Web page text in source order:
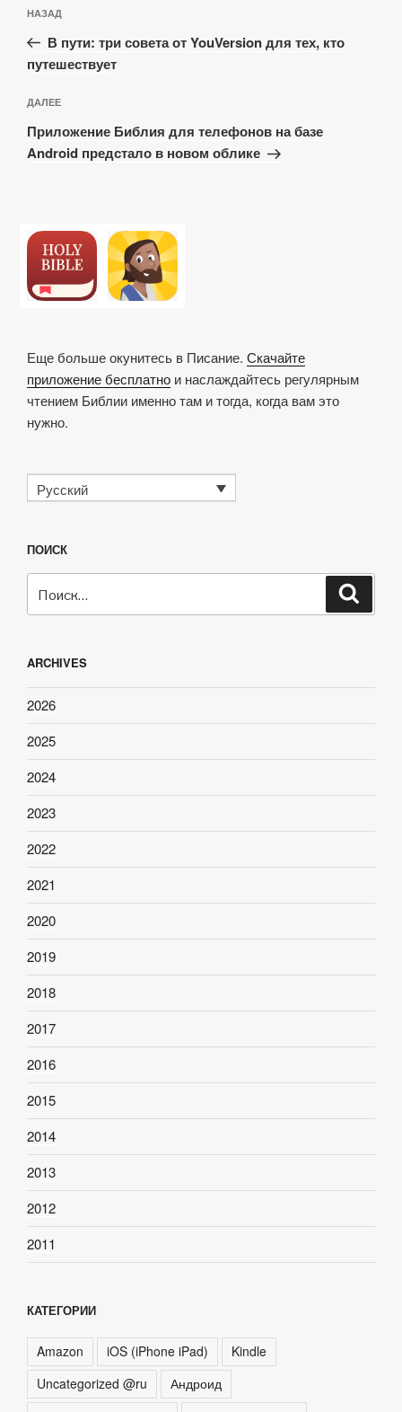
по
записям
Предыдущая
запись:
НАЗАД
В пути: три совета от YouVersion для тех, кто
путешествует
Следующая
запись
ДАЛЕЕ
Приложение Библия для телефонов на базе
Android предстало в новом облике
Еще больше окунитесь в Писание. Скачайте
приложение бесплатно и наслаждайтесь регулярным
чтением Библии именно там и тогда, когда вам это
нужно.
Русский
ПОИСК
ARCHIVES
2026
2025
2024
2023
2022
2021
2020
2019
2018
2017
2016
2015
2014
2013
2012
2011
КАТЕГОРИИ
Amazon iOS (iPhone iPad)
Kindle
Uncategorized @ru
Андроид